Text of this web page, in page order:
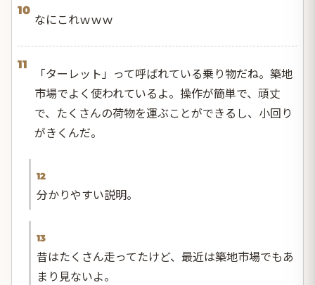
10
なにこれｗｗｗ
11
「ターレット」って呼ばれている乗り物だね。築地
市場でよく使われているよ。操作が簡単で、頑丈
で、たくさんの荷物を運ぶことができるし、小回り
がきくんだ。
12
分かりやすい説明。
13
昔はたくさん走ってたけど、最近は築地市場でもあ
まり見ないよ。